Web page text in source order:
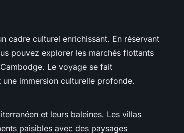
cadre culturel enrichissant. En réservant
pouvez explorer les marchés flottants
Le voyage se fait
immersion culturelle profonde.
et leurs baleines. Les villas
paisibles avec des paysages